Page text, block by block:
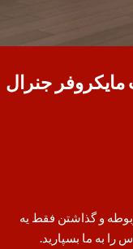
جنرال
و گذاشتن فقط یه
را به ما بسپارید.